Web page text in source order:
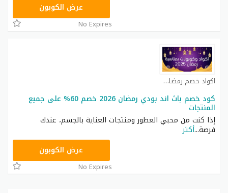
عرض الكوبون
No Expires
اكواد خصم رمضان كوبون
كود خصم باث اند بودي رمضان 2026 خصم 60% على جميع
المنتجات
إذا كنت من محبي العطور ومنتجات العناية بالجسم، عندك
فرصة...أكثر
عرض الكوبون
No Expires